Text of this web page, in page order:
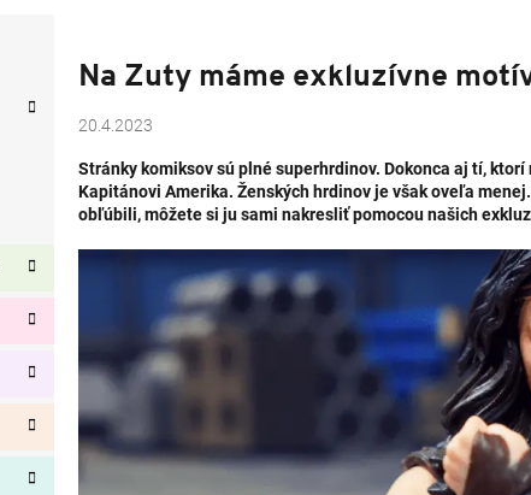
Na Zuty máme exkluzívne
20.4.2023
Stránky komiksov sú plné superhrdinov. Dokonca aj tí,
Kapitánovi Amerika. Ženských hrdinov je však oveľa
obľúbili, môžete si ju sami nakresliť pomocou našich